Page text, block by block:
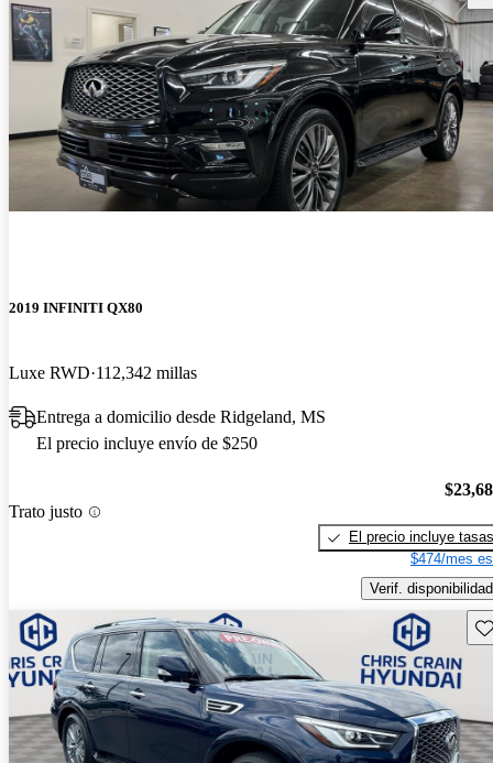
2019 INFINITI QX80
Luxe RWD 112,342 millas
Entrega a domicilio desde Ridgeland, MS
El precio incluye envío de $250
Trato justo
El precio incluye tasas
$474/mes
Verif. disponibilidad